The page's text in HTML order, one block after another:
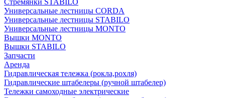
Стремянки STABILO
Универсальные лестницы CORDA
Универсальные лестницы STABILO
Универсальные лестницы MONTO
Вышки MONTO
Вышки STABILO
Запчасти
Аренда
Гидравлическая тележка (рокла,рохля)
Гидравлические штабелеры (ручной штабелер)
Тележки самоходные электрические